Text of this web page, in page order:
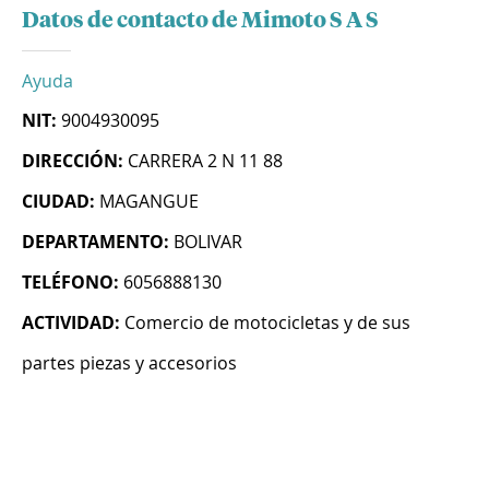
Datos de contacto de Mimoto S A S
Ayuda
NIT: 9004930095
DIRECCIÓN: CARRERA 2 N 11 88
CIUDAD: MAGANGUE
DEPARTAMENTO: BOLIVAR
TELÉFONO: 6056888130
ACTIVIDAD: Comercio de motocicletas y de sus
partes piezas y accesorios